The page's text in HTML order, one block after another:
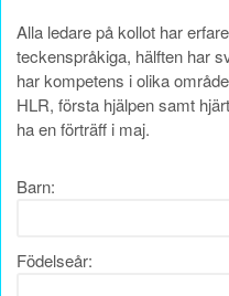
Alla ledare på kollot har
teckenspråkiga, hälften har
har kompetens i olika
HLR, första hjälpen samt
ha en förträff i maj.
Barn:
Födelseår: